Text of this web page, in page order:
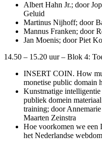
Albert Hahn Jr.; door
Geluid
Martinus Nijhoff; door
Mannus Franken; door
Jan Moenis; door Piet
14.50 – 15.20 uur – Blok 4:
INSERT COIN. How
monetise public domain
Kunstmatige
publiek domein
training; door
Maarten Zeinstra
Hoe voorkomen we
het Nederlandse